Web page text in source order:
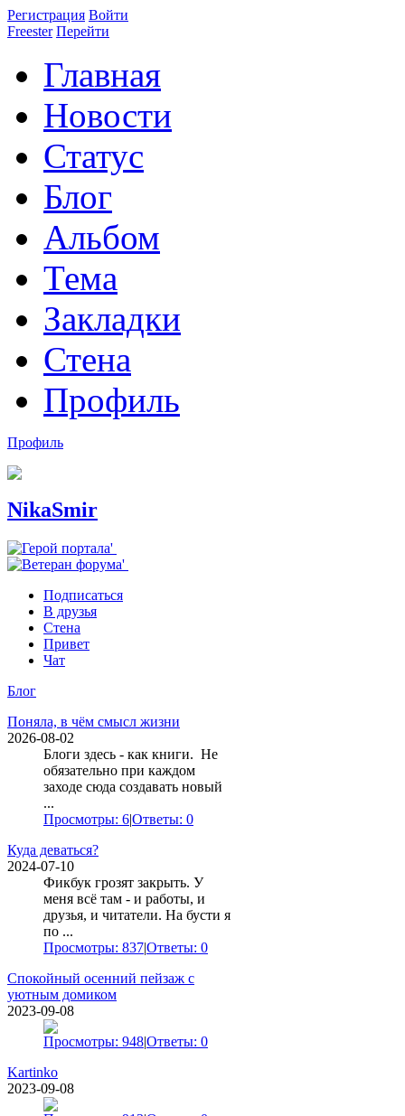
Регистрация Войти
Freester Перейти
Главная
Новости
Статус
Блог
Альбом
Тема
Закладки
Стена
Профиль
Профиль
NikaSmir
Подписаться
В друзья
Стена
Привет
Чат
Блог
Поняла, в чём смысл жизни
2026-08-02
Блоги здесь - как книги. Не
обязательно при каждом
заходе сюда создавать новый
...
Просмотры: 6|Ответы: 0
Куда деваться?
2024-07-10
Фикбук грозят закрыть. У
меня всё там - и работы, и
друзья, и читатели. На бусти я
по ...
Просмотры: 837|Ответы: 0
Спокойный осенний пейзаж с
уютным домиком
2023-09-08
Просмотры: 948|Ответы: 0
Kartinko
2023-09-08